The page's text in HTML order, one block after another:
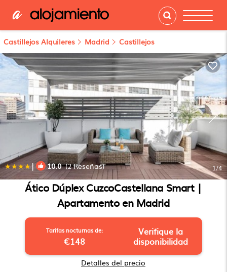
Castillejos Alquileres Madrid Castillejos
| 10.0(2 Reseñas) 1/4
Ático Dúplex CuzcoCastellana Smart |
Apartamento en Madrid
Tarifas nocturnas de:
€148
Verifique la
disponibilidad
Detalles del precio